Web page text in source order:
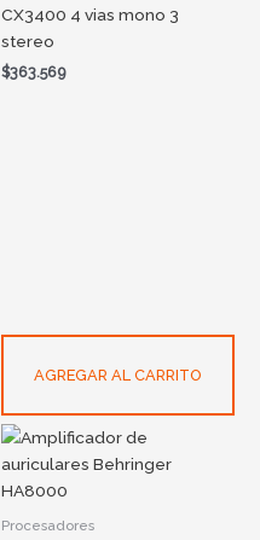
CX3400 4 vias mono 3
stereo
$363.569
AGREGAR AL CARRITO
Procesadores